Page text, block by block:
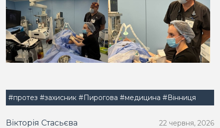
#протез #захисник #Пирогова #медицина #Вінниця
Вікторія Стасьєва 22 червня, 2026